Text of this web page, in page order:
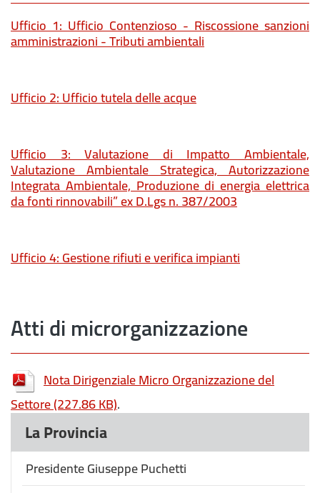
Ufficio 1: Ufficio Contenzioso - Riscossione sanzioni
amministrazioni - Tributi ambientali
Ufficio 2: Ufficio tutela delle acque
Ufficio 3: Valutazione di Impatto Ambientale,
Valutazione Ambientale Strategica, Autorizzazione
Integrata Ambientale, Produzione di energia elettrica
da fonti rinnovabili” ex D.Lgs n. 387/2003
Ufficio 4: Gestione rifiuti e verifica impianti
Atti di microrganizzazione
Nota Dirigenziale Micro Organizzazione del
Settore(227.86 KB).
La Provincia
Presidente Giuseppe Puchetti